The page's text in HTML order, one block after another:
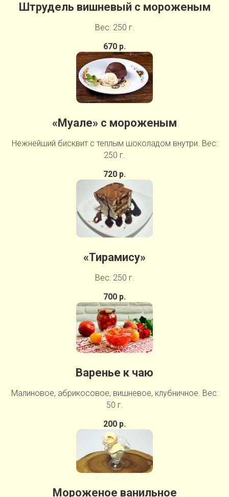
Штрудель вишневый с мороженым
Вес: 250 г.
670 р.
«Муале» с мороженым
Нежнейший бисквит с теплым шоколадом внутри. Вес:
250 г.
720 р.
«Тирамису»
Вес: 250 г.
700 р.
Варенье к чаю
Малиновое, абрикосовое, вишневое, клубничное. Вес:
50 г.
200 р.
Мороженое ванильное